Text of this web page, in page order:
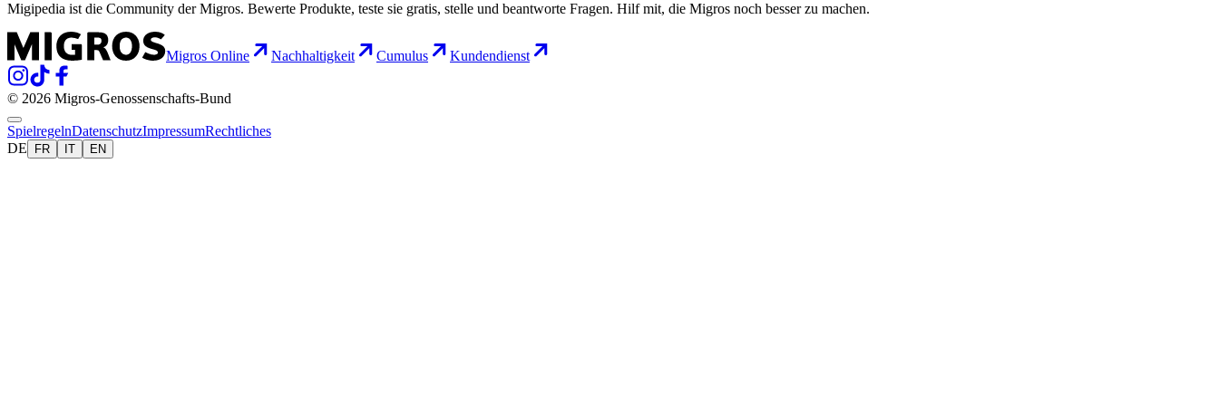
Migipedia ist die Community der Migros. Bewerte Produkte, teste sie gratis, stelle und beantworte Fragen. Hilf mit, die Migros noch besser zu machen.
Migros Online Nachhaltigkeit Cumulus Kundendienst
© 2026 Migros-Genossenschafts-Bund
SpielregelnDatenschutzImpressumRechtliches
DE
FR IT EN